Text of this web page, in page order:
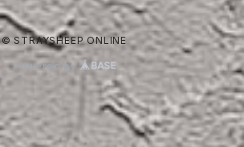
© STRAYSHEEP ONLINE
Powered by